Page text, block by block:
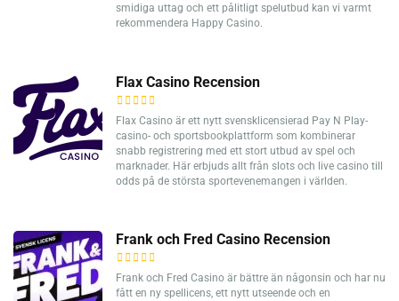
smidiga uttag och ett pålitligt spelutbud kan vi varmt
rekommendera Happy Casino.
Flax Casino Recension
Flax Casino är ett nytt svensklicensierad Pay N Play-
casino- och sportsbookplattform som kombinerar
snabb registrering med ett stort utbud av spel och
marknader. Här erbjuds allt från slots och live casino till
odds på de största sportevenemangen i världen.
Frank och Fred Casino Recension
Frank och Fred Casino är bättre än någonsin och har nu
fått en ny spellicens, ett nytt utseende och en